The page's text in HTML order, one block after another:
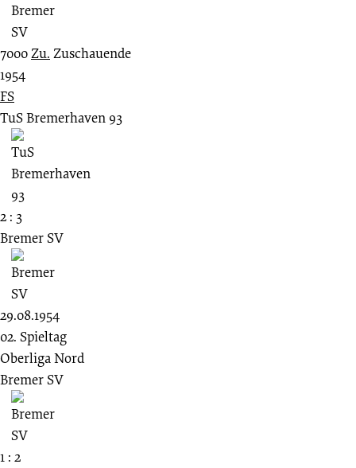
7000Zu. Zuschauende
1954
FS
TuS Bremerhaven 93
2 : 3
Bremer SV
29.08.1954
02. Spieltag
Oberliga Nord
Bremer SV
1 : 2